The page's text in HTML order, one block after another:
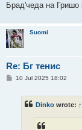
Брад'чеда на Гришо
Suomi
Re: Бг тенис
P10 Jul 2025 18:02
Dinko wrote: ↑